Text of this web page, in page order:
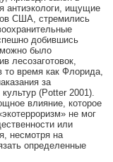
антиэкологи, ищущие
США, стремились
добившись
можно было
лесозаготовок,
то время как Флорида,
за
(Potter 2001).
влияние, которое
не мог
или
несмотря на
определенные